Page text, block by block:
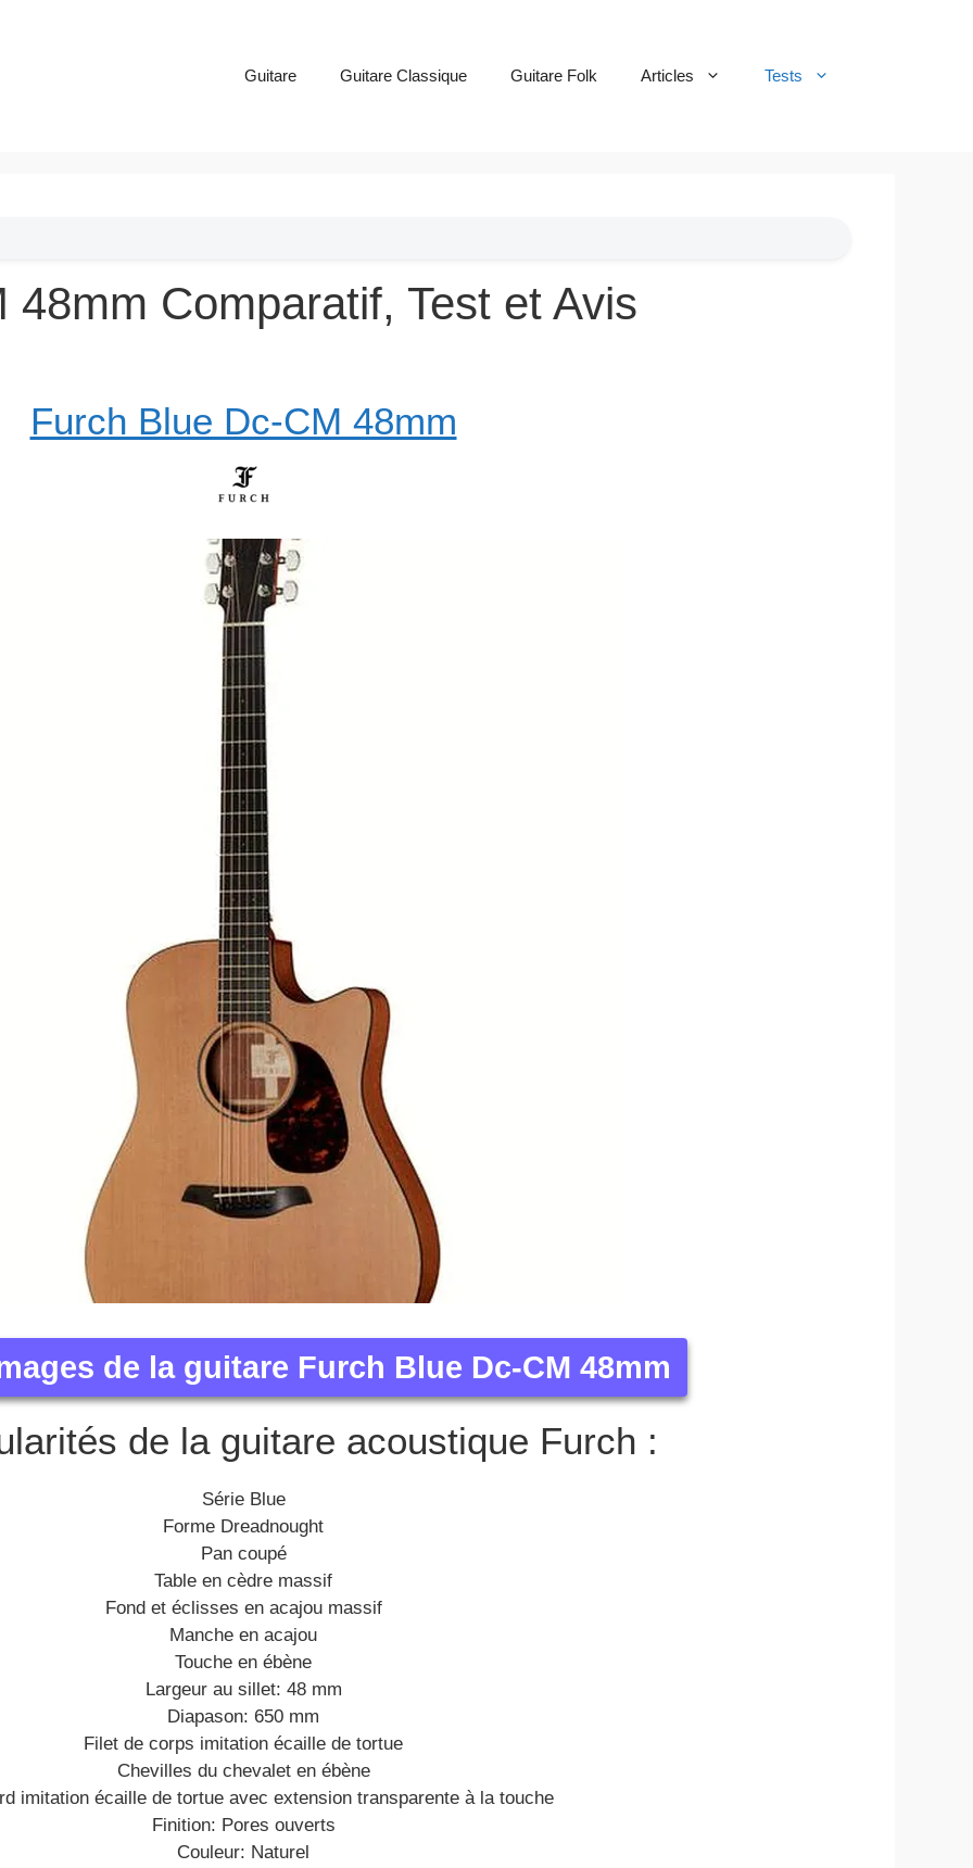
Guitare Guitare Classique Guitare Folk Articles Tests
48mm Comparatif, Test et Avis
Furch Blue Dc-CM 48mm
de la guitare Furch Blue Dc-CM 48mm
de la guitare acoustique Furch :
Série Blue
Forme Dreadnought
Pan coupé
Table en cèdre massif
Fond et éclisses en acajou massif
Manche en acajou
Touche en ébène
Largeur au sillet: 48 mm
Diapason: 650 mm
Filet de corps imitation écaille de tortue
Chevilles du chevalet en ébène
imitation écaille de tortue avec extension transparente à la touche
Finition: Pores ouverts
Couleur: Naturel